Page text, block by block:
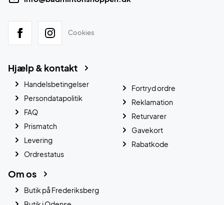
Cookies
Hjælp & kontakt
Handelsbetingelser
Persondatapolitik
FAQ
Prismatch
Levering
Ordrestatus
Fortryd ordre
Reklamation
Returvarer
Gavekort
Rabatkode
Om os
Butik på Frederiksberg